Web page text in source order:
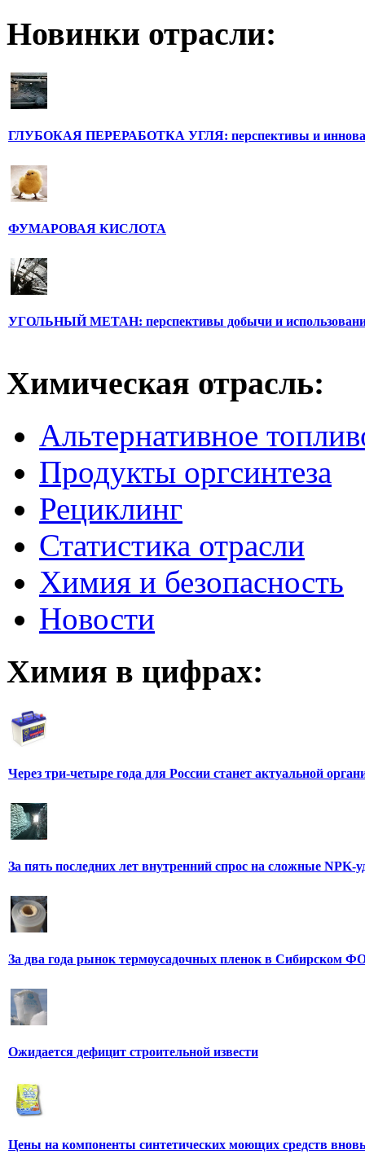
Новинки отрасли:
ГЛУБОКАЯ ПЕРЕРАБОТКА УГЛЯ: перспективы и
ФУМАРОВАЯ КИСЛОТА
УГОЛЬНЫЙ МЕТАН: перспективы добычи и
Химическая отрасль:
Альтернативное
Продукты оргсинтеза
Рециклинг
Статистика отрасли
Химия и безопасность
Новости
Химия в цифрах:
Через три-четыре года для России станет актуальной
За пять последних лет внутренний спрос на сложные NPK-
За два года рынок термоусадочных пленок в Сибирском
Ожидается дефицит строительной извести
Цены на компоненты синтетических моющих средств